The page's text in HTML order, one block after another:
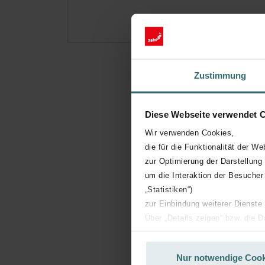
Zustimmung
Diese Webseite verwendet
Wir verwenden Cookies,
die für die Funktionalität der
zur Optimierung der Darstellung
um die Interaktion der
„Statistiken“)
zur Einbindung weiterer
Über „Details zeigen“ bzw. die
basierend auf Ihren Interessen
Nur notwendige